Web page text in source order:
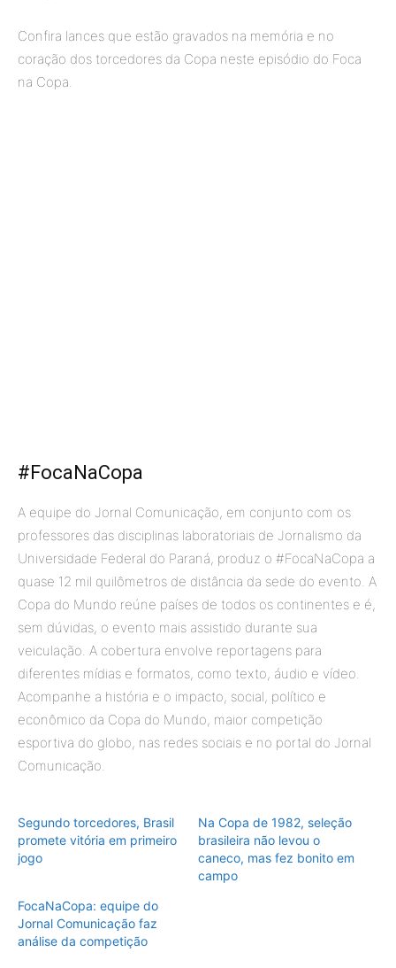
Confira lances que estão gravados na memória e no
coração dos torcedores da Copa neste episódio do Foca
na Copa.
#FocaNaCopa
A equipe do Jornal Comunicação, em conjunto com os
professores das disciplinas laboratoriais de Jornalismo da
Universidade Federal do Paraná, produz o #FocaNaCopa a
quase 12 mil quilômetros de distância da sede do evento. A
Copa do Mundo reúne países de todos os continentes e é,
sem dúvidas, o evento mais assistido durante sua
veiculação. A cobertura envolve reportagens para
diferentes mídias e formatos, como texto, áudio e vídeo.
Acompanhe a história e o impacto, social, político e
econômico da Copa do Mundo, maior competição
esportiva do globo, nas redes sociais e no portal do Jornal
Comunicação.
Segundo torcedores, Brasil
promete vitória em primeiro
jogo
Na Copa de 1982, seleção
brasileira não levou o
caneco, mas fez bonito em
campo
FocaNaCopa: equipe do
Jornal Comunicação faz
análise da competição